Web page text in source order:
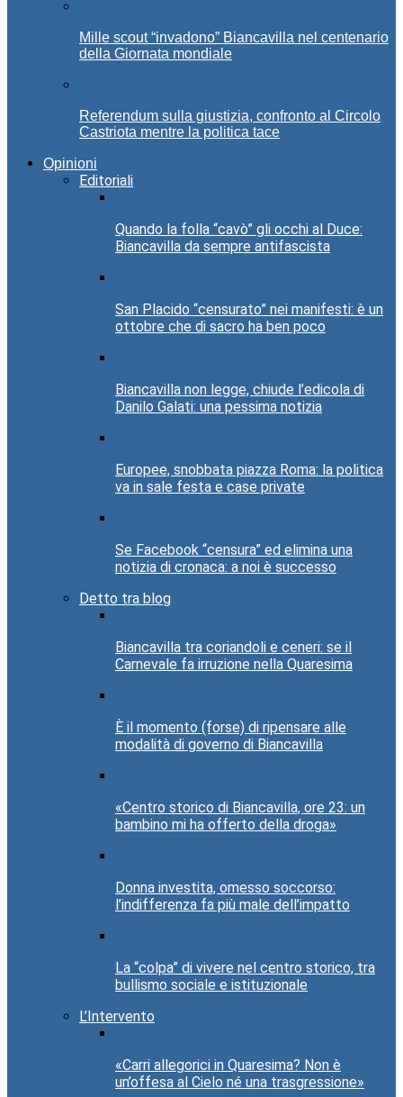
Mille scout “invadono” Biancavilla nel centenario
della Giornata mondiale
Referendum sulla giustizia, confronto al Circolo
Castriota mentre la politica tace
Opinioni
Editoriali
Quando la folla “cavò” gli occhi al Duce:
Biancavilla da sempre antifascista
San Placido “censurato” nei manifesti: è un
ottobre che di sacro ha ben poco
Biancavilla non legge, chiude l’edicola di
Danilo Galati: una pessima notizia
Europee, snobbata piazza Roma: la politica
va in sale festa e case private
Se Facebook “censura” ed elimina una
notizia di cronaca: a noi è successo
Detto tra blog
Biancavilla tra coriandoli e ceneri: se il
Carnevale fa irruzione nella Quaresima
È il momento (forse) di ripensare alle
modalità di governo di Biancavilla
«Centro storico di Biancavilla, ore 23: un
bambino mi ha offerto della droga»
Donna investita, omesso soccorso:
l’indifferenza fa più male dell’impatto
La “colpa” di vivere nel centro storico, tra
bullismo sociale e istituzionale
L’Intervento
«Carri allegorici in Quaresima? Non è
un’offesa al Cielo né una trasgressione»